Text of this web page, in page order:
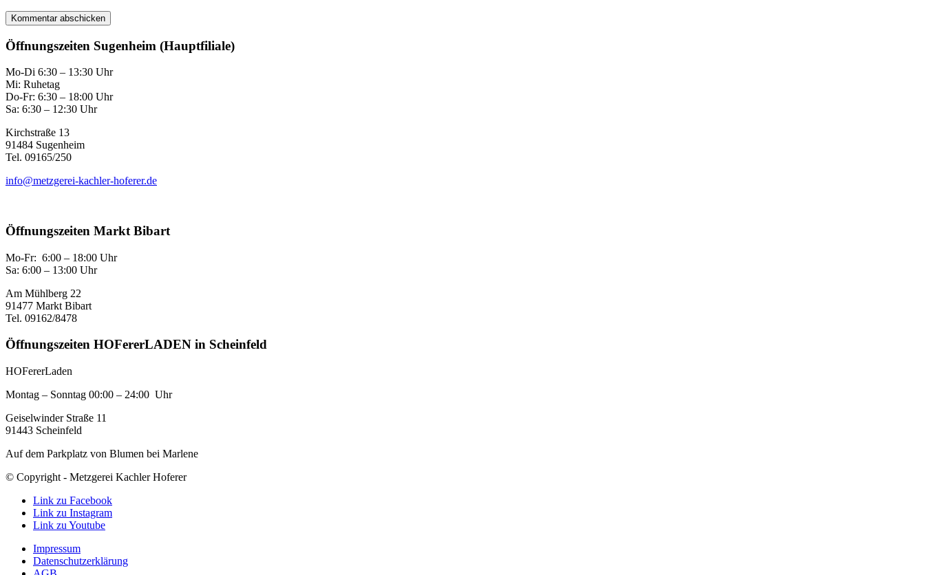
Öffnungszeiten Sugenheim (Hauptfiliale)
Mo-Di 6:30 – 13:30 Uhr
Mi: Ruhetag
Do-Fr: 6:30 – 18:00 Uhr
Sa: 6:30 – 12:30 Uhr
Kirchstraße 13
91484 Sugenheim
Tel. 09165/250
info@metzgerei-kachler-hoferer.de
Öffnungszeiten Markt Bibart
Mo-Fr: 6:00 – 18:00 Uhr
Sa: 6:00 – 13:00 Uhr
Am Mühlberg 22
91477 Markt Bibart
Tel. 09162/8478
Öffnungszeiten HOFererLADEN in Scheinfeld
HOFererLaden
Montag – Sonntag 00:00 – 24:00 Uhr
Geiselwinder Straße 11
91443 Scheinfeld
Auf dem Parkplatz von Blumen bei Marlene
© Copyright - Metzgerei Kachler Hoferer
Link zu Facebook
Link zu Instagram
Link zu Youtube
Impressum
Datenschutzerklärung